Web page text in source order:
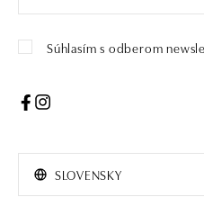
Súhlasím s odberom
SLOVENSKY